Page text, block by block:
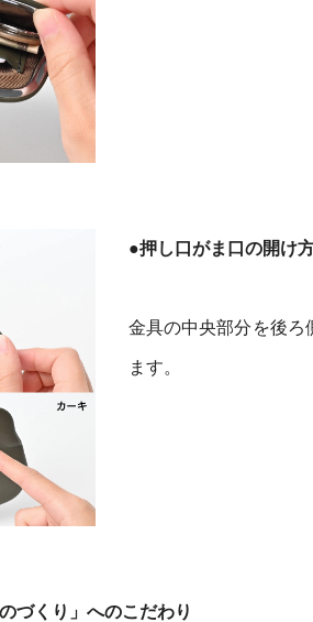
●押し口がま口の開け
金具の中央部分を後ろ
ます。
づくり」へのこだわり